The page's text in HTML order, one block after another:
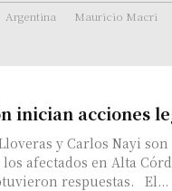
Argentina Mauricio Macri
inician acciones
y Carlos Nayi son
afectados en Alta
respuestas. El...